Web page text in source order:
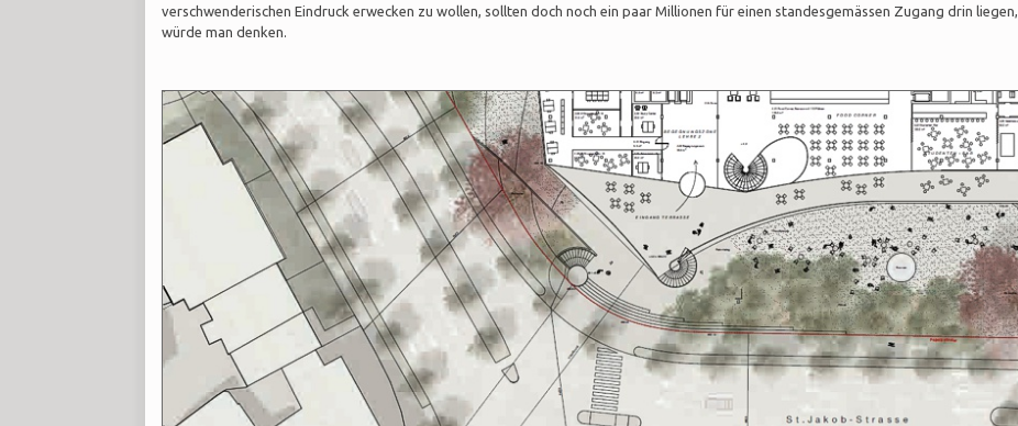
verschwenderischen Eindruck erwecken zu wollen, sollten doch noch ein paar Millionen für einen standesgemässen Zugang drin liegen,
würde man denken.